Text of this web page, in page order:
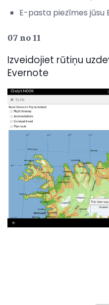
E-pasta piezīmes
07 no 11
Izveidojiet rūtiņu
Evernote